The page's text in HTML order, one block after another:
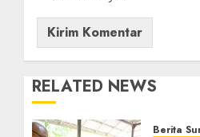
RELATED NEWS
Berita